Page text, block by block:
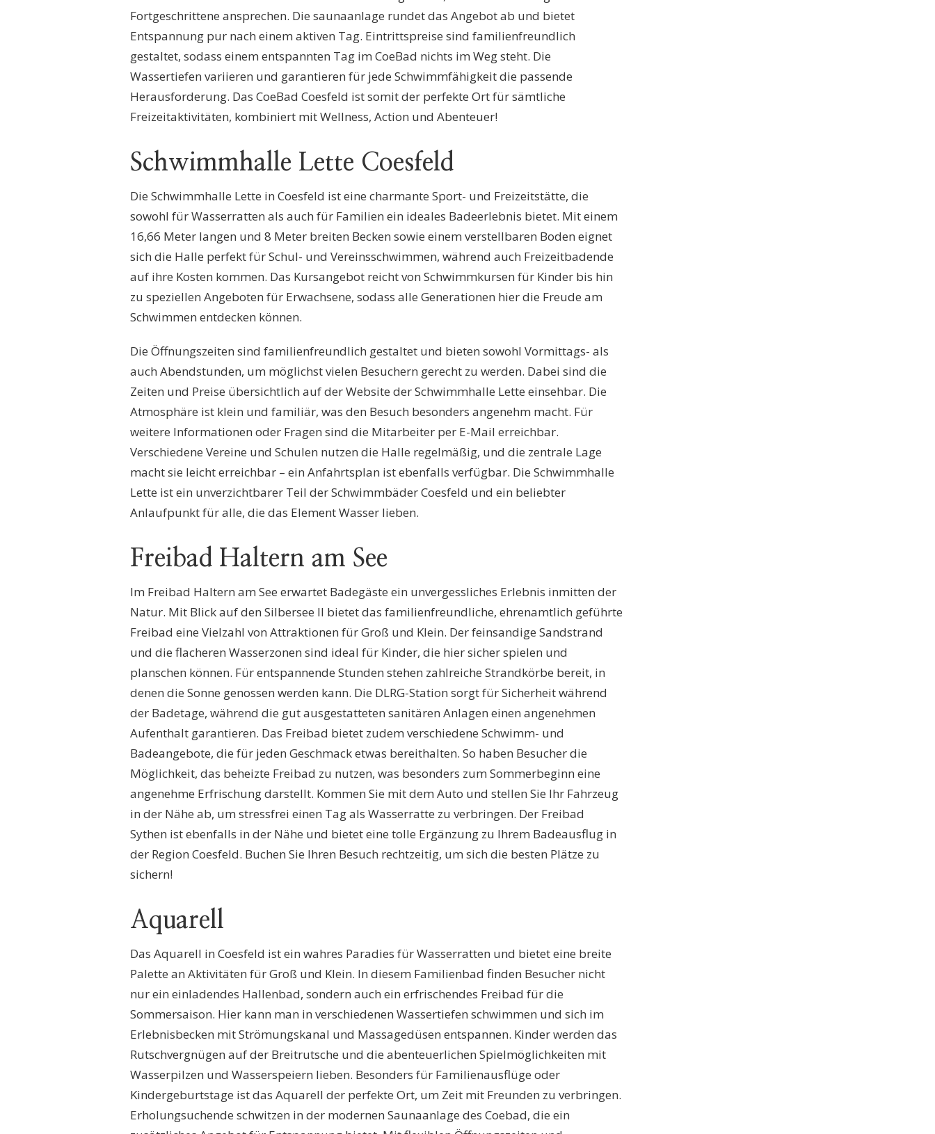
Fortgeschrittene ansprechen. Die saunaanlage rundet das Angebot ab und bietet
Entspannung pur nach einem aktiven Tag. Eintrittspreise sind familienfreundlich
gestaltet, sodass einem entspannten Tag im CoeBad nichts im Weg steht. Die
Wassertiefen variieren und garantieren für jede Schwimmfähigkeit die passende
Herausforderung. Das CoeBad Coesfeld ist somit der perfekte Ort für sämtliche
Freizeitaktivitäten, kombiniert mit Wellness, Action und Abenteuer!
Schwimmhalle Lette Coesfeld
Die Schwimmhalle Lette in Coesfeld ist eine charmante Sport- und Freizeitstätte, die
sowohl für Wasserratten als auch für Familien ein ideales Badeerlebnis bietet. Mit einem
16,66 Meter langen und 8 Meter breiten Becken sowie einem verstellbaren Boden eignet
sich die Halle perfekt für Schul- und Vereinsschwimmen, während auch Freizeitbadende
auf ihre Kosten kommen. Das Kursangebot reicht von Schwimmkursen für Kinder bis hin
zu speziellen Angeboten für Erwachsene, sodass alle Generationen hier die Freude am
Schwimmen entdecken können.
Die Öffnungszeiten sind familienfreundlich gestaltet und bieten sowohl Vormittags- als
auch Abendstunden, um möglichst vielen Besuchern gerecht zu werden. Dabei sind die
Zeiten und Preise übersichtlich auf der Website der Schwimmhalle Lette einsehbar. Die
Atmosphäre ist klein und familiär, was den Besuch besonders angenehm macht. Für
weitere Informationen oder Fragen sind die Mitarbeiter per E-Mail erreichbar.
Verschiedene Vereine und Schulen nutzen die Halle regelmäßig, und die zentrale Lage
macht sie leicht erreichbar – ein Anfahrtsplan ist ebenfalls verfügbar. Die Schwimmhalle
Lette ist ein unverzichtbarer Teil der Schwimmbäder Coesfeld und ein beliebter
Anlaufpunkt für alle, die das Element Wasser lieben.
Freibad Haltern am See
Im Freibad Haltern am See erwartet Badegäste ein unvergessliches Erlebnis inmitten der
Natur. Mit Blick auf den Silbersee II bietet das familienfreundliche, ehrenamtlich geführte
Freibad eine Vielzahl von Attraktionen für Groß und Klein. Der feinsandige Sandstrand
und die flacheren Wasserzonen sind ideal für Kinder, die hier sicher spielen und
planschen können. Für entspannende Stunden stehen zahlreiche Strandkörbe bereit, in
denen die Sonne genossen werden kann. Die DLRG-Station sorgt für Sicherheit während
der Badetage, während die gut ausgestatteten sanitären Anlagen einen angenehmen
Aufenthalt garantieren. Das Freibad bietet zudem verschiedene Schwimm- und
Badeangebote, die für jeden Geschmack etwas bereithalten. So haben Besucher die
Möglichkeit, das beheizte Freibad zu nutzen, was besonders zum Sommerbeginn eine
angenehme Erfrischung darstellt. Kommen Sie mit dem Auto und stellen Sie Ihr Fahrzeug
in der Nähe ab, um stressfrei einen Tag als Wasserratte zu verbringen. Der Freibad
Sythen ist ebenfalls in der Nähe und bietet eine tolle Ergänzung zu Ihrem Badeausflug in
der Region Coesfeld. Buchen Sie Ihren Besuch rechtzeitig, um sich die besten Plätze zu
sichern!
Aquarell
Das Aquarell in Coesfeld ist ein wahres Paradies für Wasserratten und bietet eine breite
Palette an Aktivitäten für Groß und Klein. In diesem Familienbad finden Besucher nicht
nur ein einladendes Hallenbad, sondern auch ein erfrischendes Freibad für die
Sommersaison. Hier kann man in verschiedenen Wassertiefen schwimmen und sich im
Erlebnisbecken mit Strömungskanal und Massagedüsen entspannen. Kinder werden das
Rutschvergnügen auf der Breitrutsche und die abenteuerlichen Spielmöglichkeiten mit
Wasserpilzen und Wasserspeiern lieben. Besonders für Familienausflüge oder
Kindergeburtstage ist das Aquarell der perfekte Ort, um Zeit mit Freunden zu verbringen.
Erholungsuchende schwitzen in der modernen Saunaanlage des Coebad, die ein